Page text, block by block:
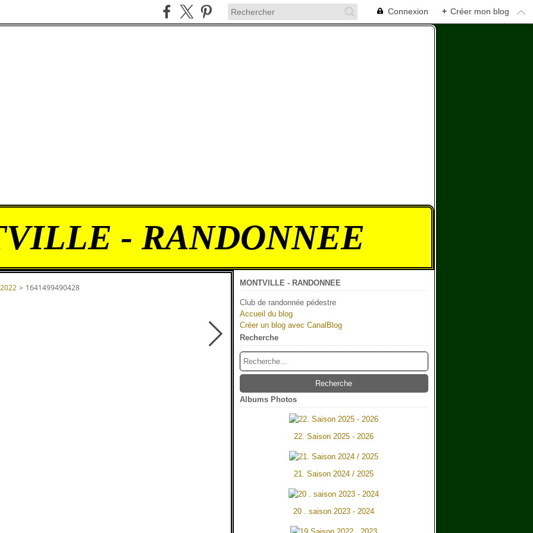
Connexion + Créer mon blog
- RANDONNEE
> 1641499490428 MONTVILLE - RANDONNEE
Club de randonnée pédestre
Accueil du blog
Créer un blog avec CanalBlog
Recherche
Albums Photos
22. Saison 2025 - 2026
21. Saison 2024 / 2025
20 . saison 2023 - 2024